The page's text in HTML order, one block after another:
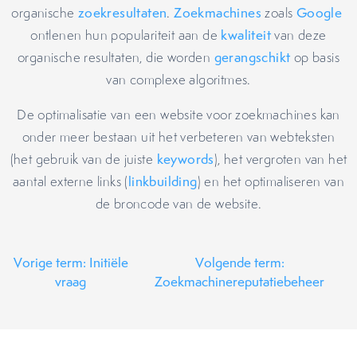
organische zoekresultaten.Zoekmachines zoals Google
ontlenen hun populariteit aan de kwaliteitvan deze
organische resultaten, die worden gerangschikt op basis
van complexe algoritmes.
De optimalisatie van een website voor zoekmachines kan
onder meer bestaan uit het verbeteren van webteksten
(het gebruik van de juiste keywords), het vergroten van het
aantal externe links (linkbuilding) en het optimaliseren van
de broncode van de website.
Vorige term: Initiële
vraag
Volgende term:
Zoekmachinereputatiebeheer